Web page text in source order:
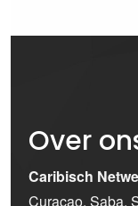
Over
Caribisch
Curaçao, Saba,